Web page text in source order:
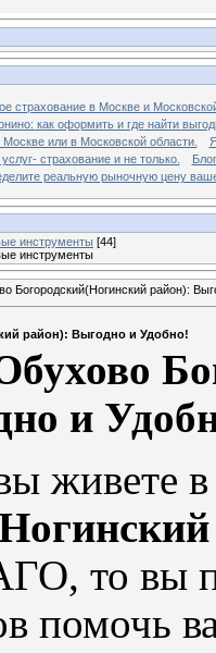
страхование в Москве и
как оформить и где найти
или в Московской области.
страхование и не только.
Блог
реальную рыночную цену
инструменты [44]
инструменты
Богородский(Ногинский район):
район): Выгодно и Удобно!
и
живете
то вы
помочь